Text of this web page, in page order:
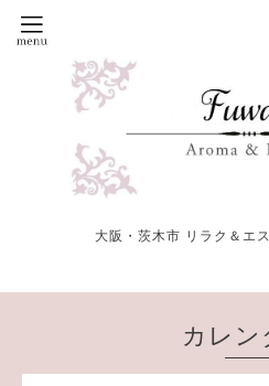
大阪・茨木市 リラク＆エ
カレン